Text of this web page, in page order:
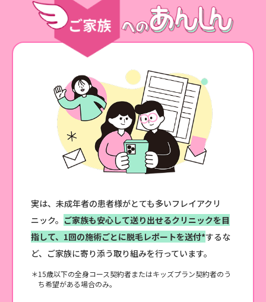
実は、未成年者の患者様がとても多いフレイアクリ
ニック。 ご家族も安心して送り出せるクリニックを目
指して、1回の施術ごとに脱毛レポートを送付*するな
ど、ご家族に寄り添う取り組みを行っています。
15歳以下の全身コース契約者またはキッズプラン契約者のう
ち希望がある場合のみ。